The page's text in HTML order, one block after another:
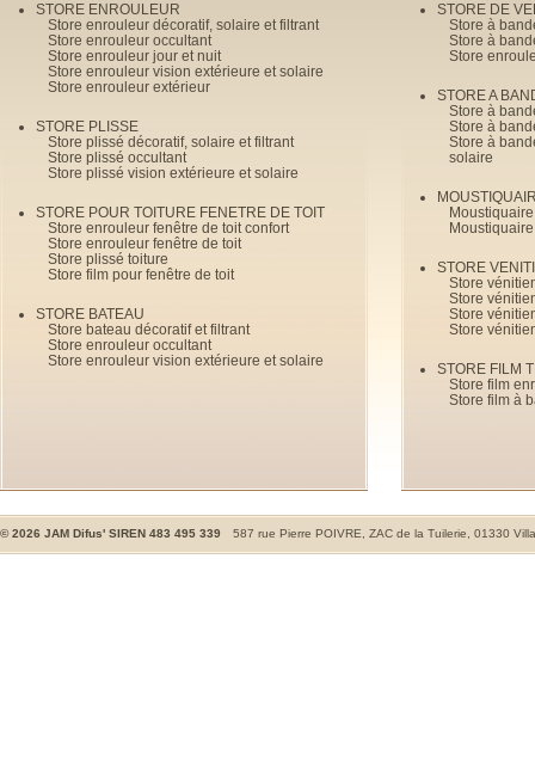
STORE ENROULEUR
Store enrouleur décoratif, solaire et filtrant
Store enrouleur occultant
Store enrouleur jour et nuit
Store enrouleur vision extérieure et solaire
Store enrouleur extérieur
STORE PLISSE
Store plissé décoratif, solaire et filtrant
Store plissé occultant
Store plissé vision extérieure et solaire
STORE POUR TOITURE FENETRE DE TOIT
Store enrouleur fenêtre de toit confort
Store enrouleur fenêtre de toit
Store plissé toiture
Store film pour fenêtre de toit
STORE BATEAU
Store bateau décoratif et filtrant
Store enrouleur occultant
Store enrouleur vision extérieure et solaire
STORE DE
Store à
Store à
Store
STORE A
Store à
Store à
Store à
solaire
STORE
Store
Store
Store
Store
STORE FILM
Store film
Store film à
©2026 JAM Difus' SIREN 483 495 339 587 rue Pierre POIVRE, ZAC de la Tuilerie, 01330